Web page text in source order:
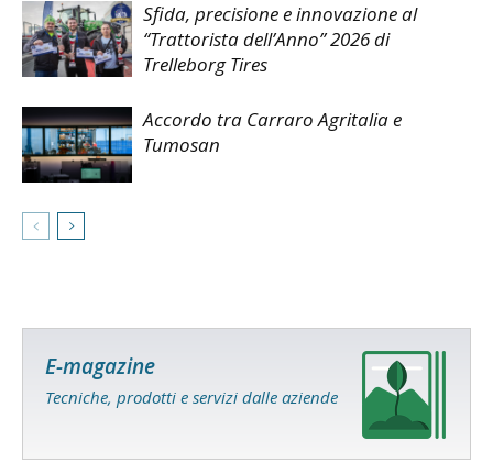
Sfida, precisione e innovazione al
“Trattorista dell’Anno” 2026 di
Trelleborg Tires
Accordo tra Carraro Agritalia e
Tumosan
E-magazine
Tecniche, prodotti e servizi dalle aziende